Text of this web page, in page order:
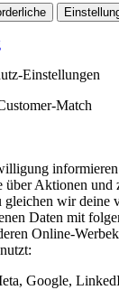
Einstellungen
Match
über Aktionen und
wir deine
Daten mit
Online-
Google,